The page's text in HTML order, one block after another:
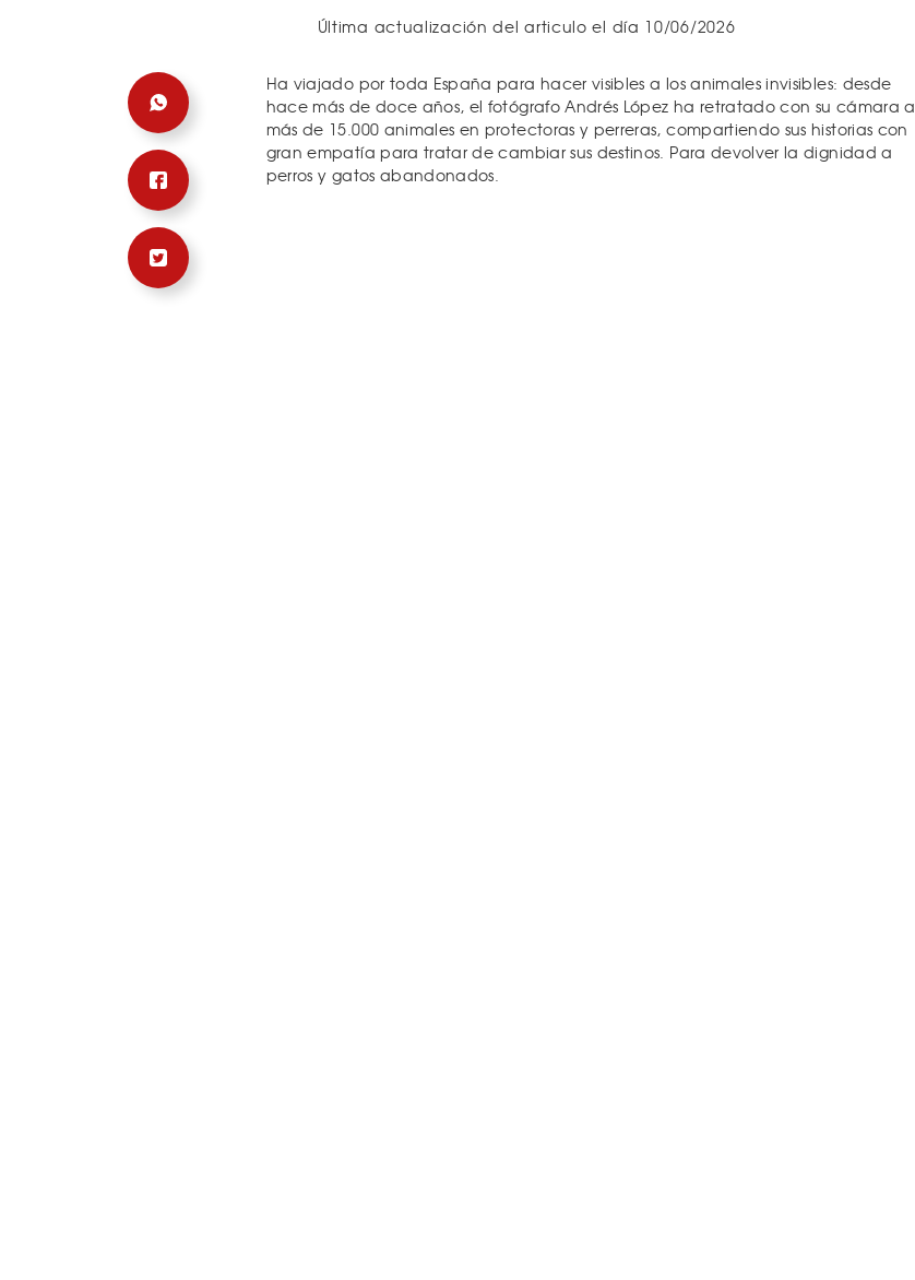
Última actualización del articulo el día 10/06/2026
Ha viajado por toda España para hacer visibles a los animales invisibles: desde
hace más de doce años, el fotógrafo Andrés López ha retratado con su cámara a
más de 15.000 animales en protectoras y perreras, compartiendo sus historias con
gran empatía para tratar de cambiar sus destinos. Para devolver la dignidad a
perros y gatos abandonados.